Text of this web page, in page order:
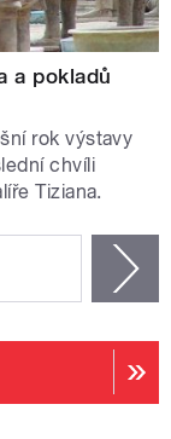
a pokladů
rok výstavy
chvíli
Tiziana.